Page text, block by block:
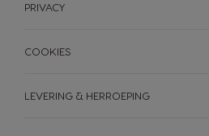
PRIVACY
COOKIES
LEVERING & HERROEPING